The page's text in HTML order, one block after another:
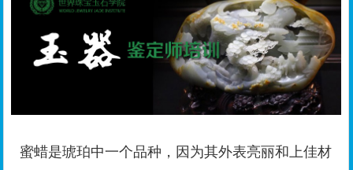
蜜蜡是琥珀中一个品种，因为其外表亮丽和上佳材